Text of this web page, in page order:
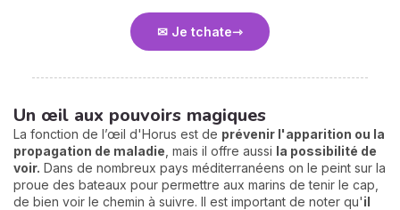
✉ Je tchate
Un œil aux pouvoirs magiques
La fonction de l’œil d'Horus est de prévenir l'apparition ou la
propagation de maladie , mais il offre aussi la possibilité de
voir. Dans de nombreux pays méditerranéens on le peint sur la
proue des bateaux pour permettre aux marins de tenir le cap,
de bien voir le chemin à suivre. Il est important de noter qu'il